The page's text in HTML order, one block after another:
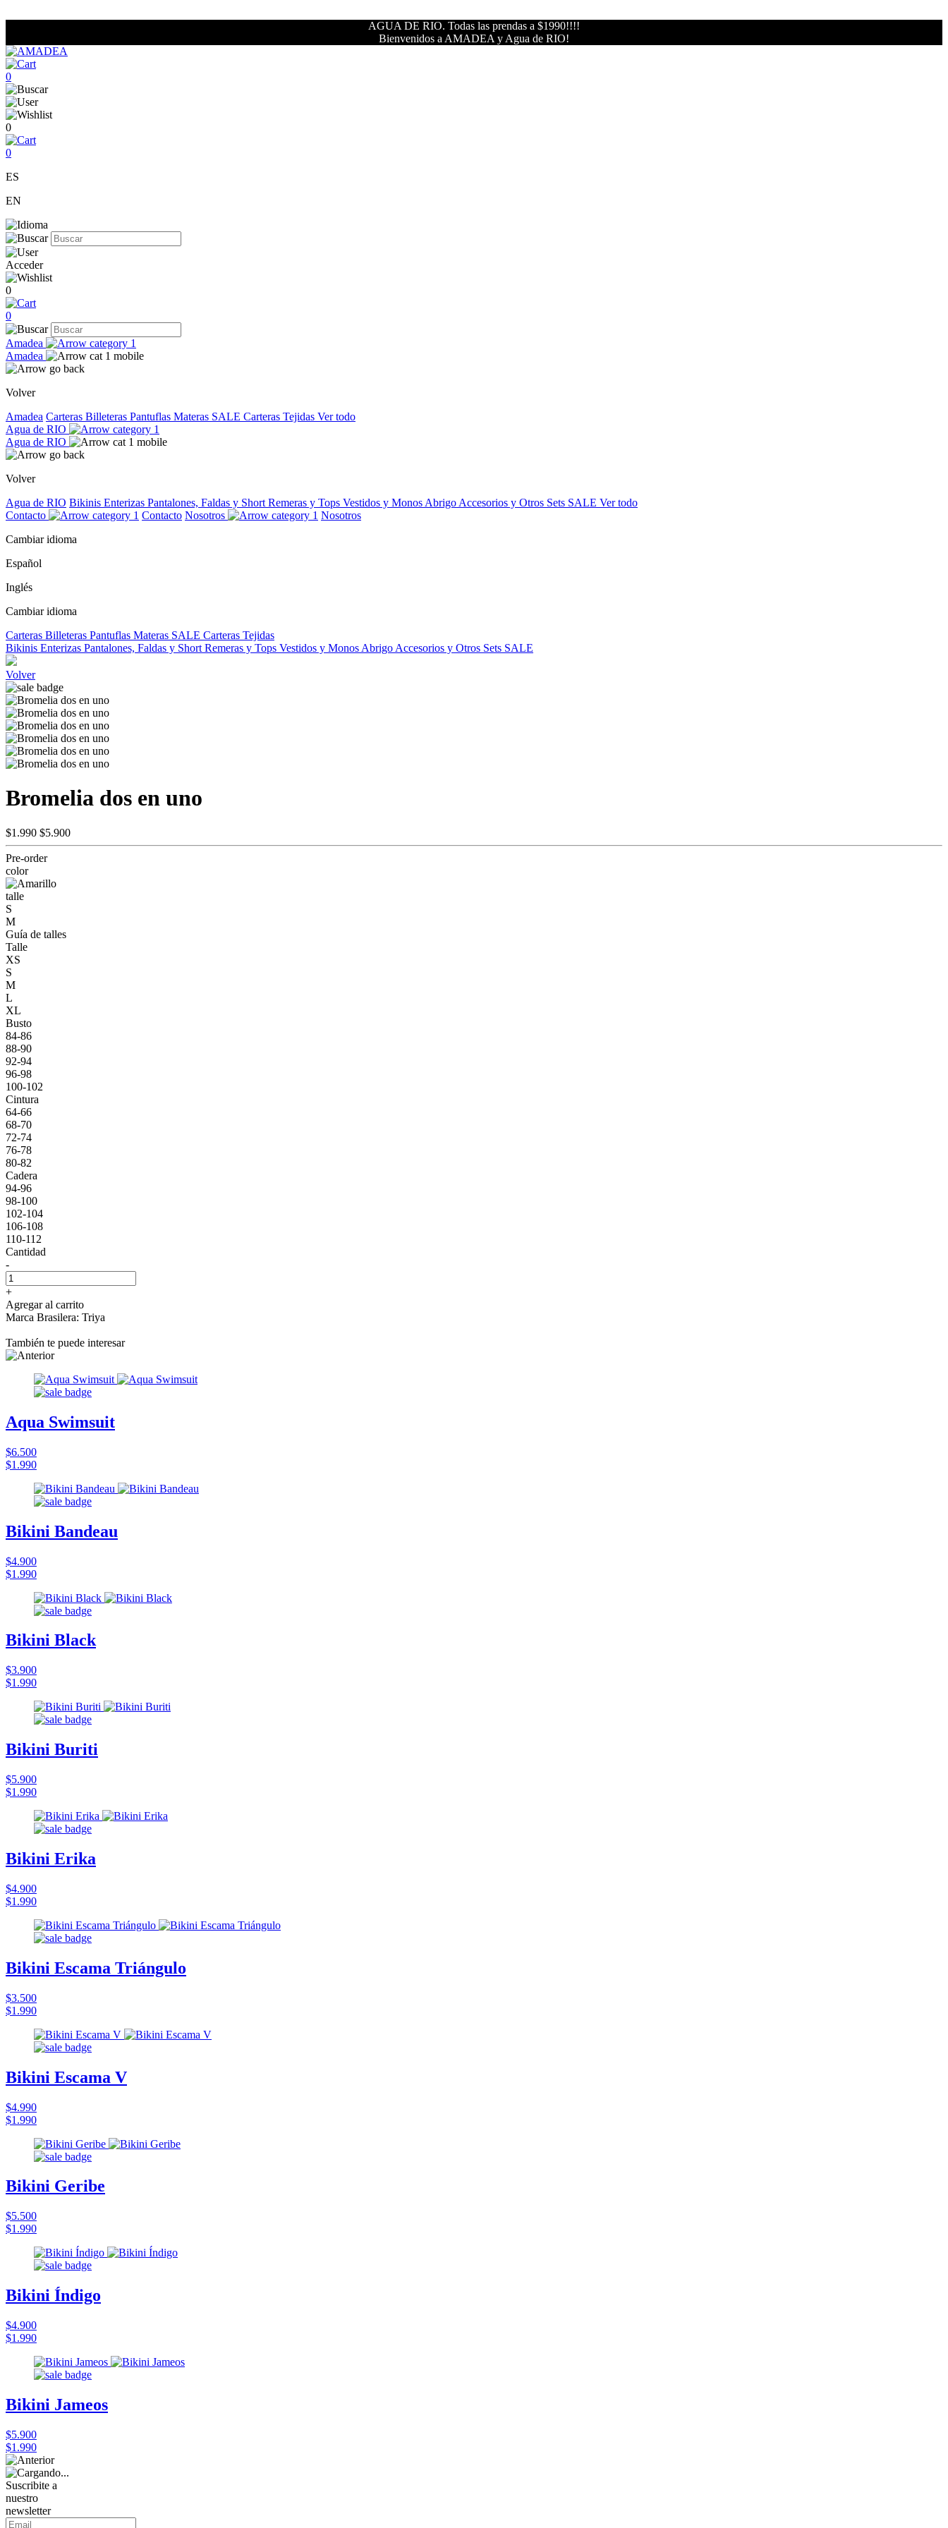
AGUA DE RIO. Todas las prendas a $1990!!!!
Bienvenidos a AMADEA y Agua de RIO!
0
0
0
ES
EN
Acceder
0
0
Amadea
Amadea
Volver
Amadea Carteras Billeteras Pantuflas Materas SALE Carteras Tejidas Ver todo
Agua de RIO
Agua de RIO
Volver
Agua de RIO Bikinis Enterizas Pantalones, Faldas y Short Remeras y Tops Vestidos y Monos Abrigo Accesorios y Otros Sets SALE Ver todo
Contacto
Contacto Nosotros
Nosotros
Cambiar idioma
Español
Inglés
Cambiar idioma
Carteras Billeteras Pantuflas Materas SALE Carteras Tejidas
Bikinis Enterizas Pantalones, Faldas y Short Remeras y Tops Vestidos y Monos Abrigo Accesorios y Otros Sets SALE
Volver
Bromelia dos en uno
$1.990 $5.900
Pre-order
color
talle
S
M
Guía de talles
Talle
XS
S
M
L
XL
Busto
84-86
88-90
92-94
96-98
100-102
Cintura
64-66
68-70
72-74
76-78
80-82
Cadera
94-96
98-100
102-104
106-108
110-112
Cantidad
-
+
Agregar al carrito
Marca Brasilera: Triya
También te puede interesar
Aqua Swimsuit
$6.500
$1.990
Bikini Bandeau
$4.900
$1.990
Bikini Black
$3.900
$1.990
Bikini Buriti
$5.900
$1.990
Bikini Erika
$4.900
$1.990
Bikini Escama Triángulo
$3.500
$1.990
Bikini Escama V
$4.990
$1.990
Bikini Geribe
$5.500
$1.990
Bikini Índigo
$4.900
$1.990
Bikini Jameos
$5.900
$1.990
Suscribite a
nuestro
newsletter